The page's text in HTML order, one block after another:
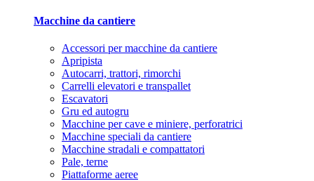
Macchine da cantiere
Accessori per macchine da cantiere
Apripista
Autocarri, trattori, rimorchi
Carrelli elevatori e transpallet
Escavatori
Gru ed autogru
Macchine per cave e miniere, perforatrici
Macchine speciali da cantiere
Macchine stradali e compattatori
Pale, terne
Piattaforme aeree